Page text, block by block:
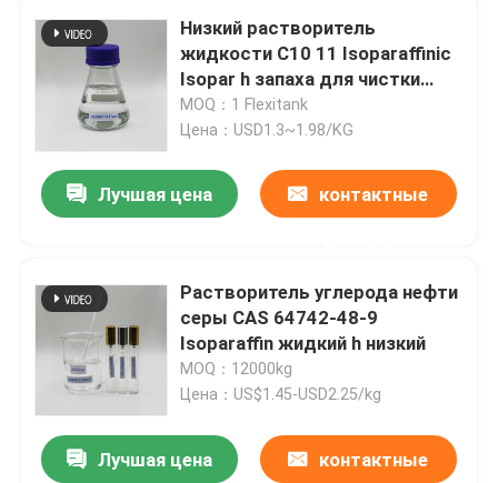
Низкий растворитель
жидкости C10 11 Isoparaffinic
Isopar h запаха для чистки
индустрии во Вьетнаме
MOQ：1 Flexitank
Цена：USD1.3~1.98/KG
Лучшая цена контактные
Растворитель углерода нефти
серы CAS 64742-48-9
Isoparaffin жидкий h низкий
MOQ：12000kg
Цена：US$1.45-USD2.25/kg
Лучшая цена контактные